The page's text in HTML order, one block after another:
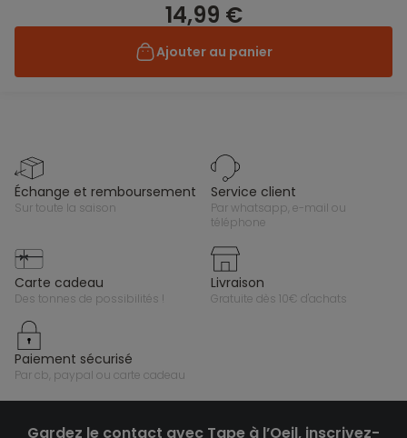
14,99 €
Ajouter au panier
échange et remboursement
sur toute la saison
service client
par whatsapp, e-mail ou
téléphone
carte cadeau
des tonnes de possibilités !
livraison
gratuite dès 10€ d'achats
paiement sécurisé
par cb, paypal ou carte cadeau
Gardez le contact avec Tape à l’Oeil, inscrivez-